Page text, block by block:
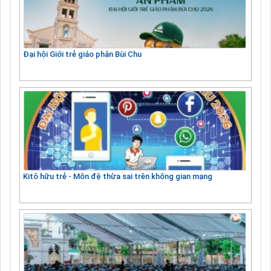
Đại hội Giới trẻ giáo phận Bùi Chu
Kitô hữu trẻ - Môn đệ thừa sai trên không gian mạng